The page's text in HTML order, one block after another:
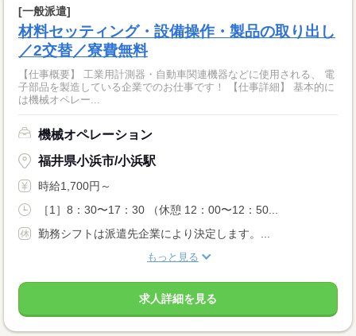
[一般派遣]
材料セッティング・設備操作・製品の取り出し
／2交替／寮費無料
【仕事概要】 工業用計測器・自動車関連機器などに使用される、 電
子部品を製造している企業でのお仕事です！ 【仕事詳細】 基本的に
は機械オペレー...
機械オペレーション
福井県小浜市/小浜駅
時給1,700円～
［1］8：30〜17：30 （休憩 12：00〜12：50...
勤務シフトは派遣先企業により決定します。...
もっと見る
求人詳細を見る